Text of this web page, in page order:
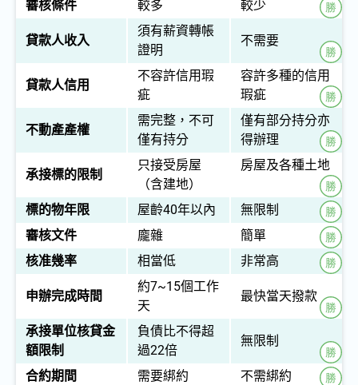
審核條件 較多 較少
貸款人收入
須有薪資轉帳
證明
不需要
貸款人信用
不容許信用瑕
疵
容許多種的信用
瑕疵
不動產產權
需完整，不可
僅有持分
僅有部分持分亦
得辦理
承接標的限制
只接受房屋
（含建地）
房屋及各種土地
標的物年限 屋齡40年以內
無限制
審核文件
龐雜
簡單
核准幾率
相當低 非常高
申辦完成時間
約7~15個工作
天
最快當天撥款
承接單位核貸金
額限制
負債比不得超
過22倍
無限制
合約期間 需要綁約 不需綁約